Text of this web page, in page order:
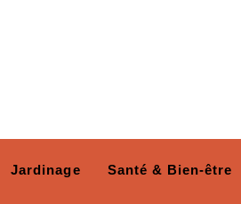
Jardinage Santé & Bien-être